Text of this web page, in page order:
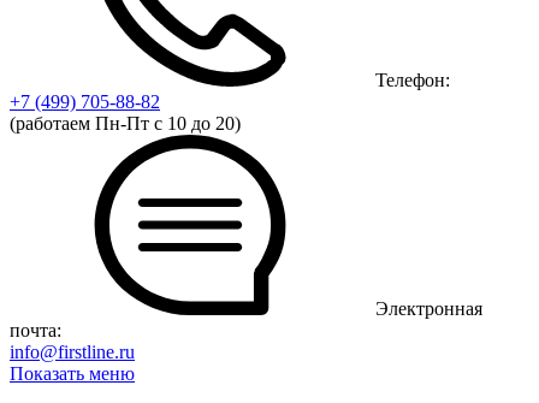
Телефон:
+7 (499) 705-88-82
(работаем Пн-Пт с 10 до 20)
Электронная
почта:
info@firstline.ru
Показать меню